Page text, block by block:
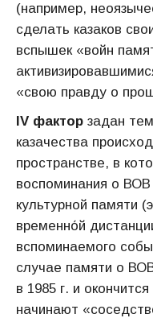
(например,
сделать казаков
вспышек «войн
«свою правду о
IV фактор задан
казачества
пространстве, в
воспоминания о
культурной памяти
временно́й
вспоминаемого
случае памяти о
в 1985 г. и
начинают